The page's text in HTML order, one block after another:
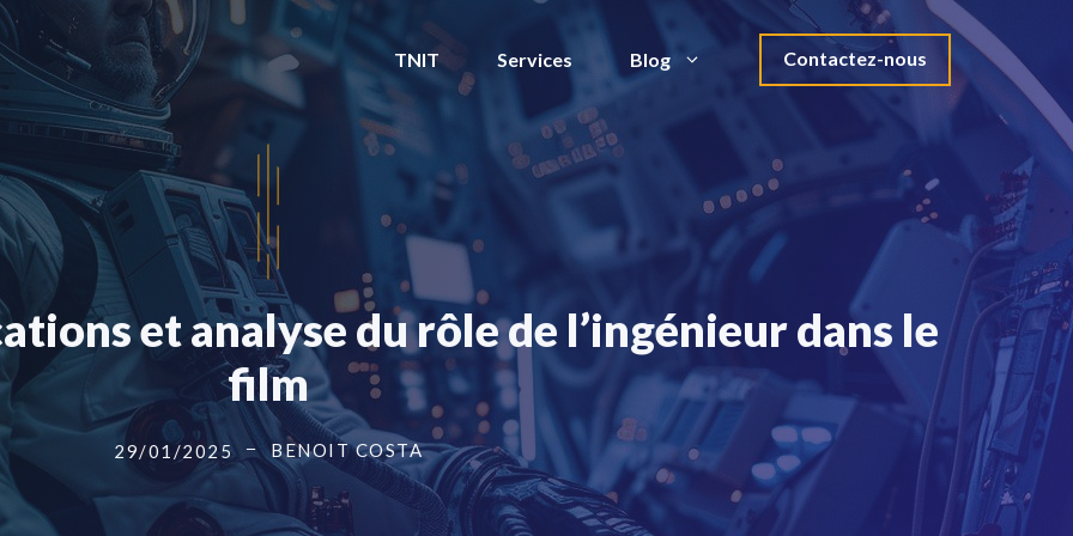
TNIT Services Blog Contactez-nous
et analyse du rôle de l’ingénieur dans le
film
29/01/2025 BENOIT COSTA